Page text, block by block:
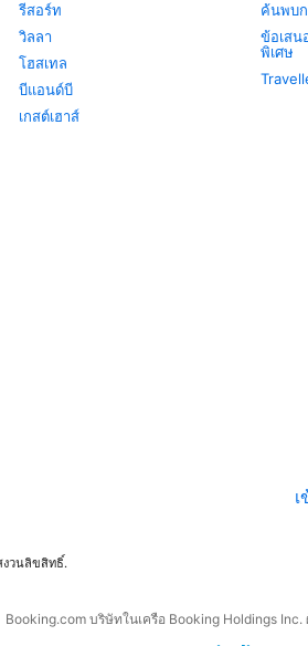
รีสอร์ท
วิลลา
โฮสเทล
บีแอนด์บี
เกสต์เฮาส์
ค้นพบก
ข้อเสน
พิเศษ
วนลิขสิทธิ์.
Booking.com บริษัทในเครือ Booking Holdings